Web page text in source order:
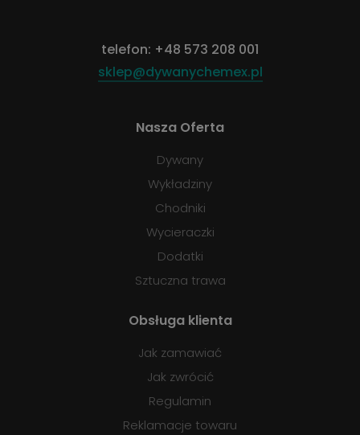
telefon: +48 573 208 001
sklep@dywanychemex.pl
Nasza Oferta
Dywany
Wykładziny
Chodniki
Wycieraczki
Dodatki
Sztuczna trawa
Obsługa klienta
Jak zamawiać
Jak zwrócić
Regulamin
Reklamacje towaru